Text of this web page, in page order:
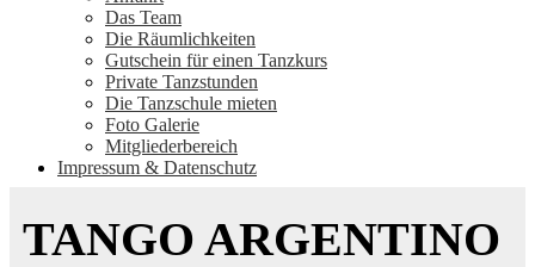
Das Team
Die Räumlichkeiten
Gutschein für einen Tanzkurs
Private Tanzstunden
Die Tanzschule mieten
Foto Galerie
Mitgliederbereich
Impressum & Datenschutz
TANGO ARGENTINO